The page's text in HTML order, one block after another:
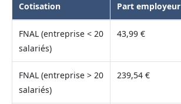
Cotisation Part employeur
FNAL (entreprise < 20
salariés)
43,99 €
FNAL (entreprise > 20
salariés)
239,54 €